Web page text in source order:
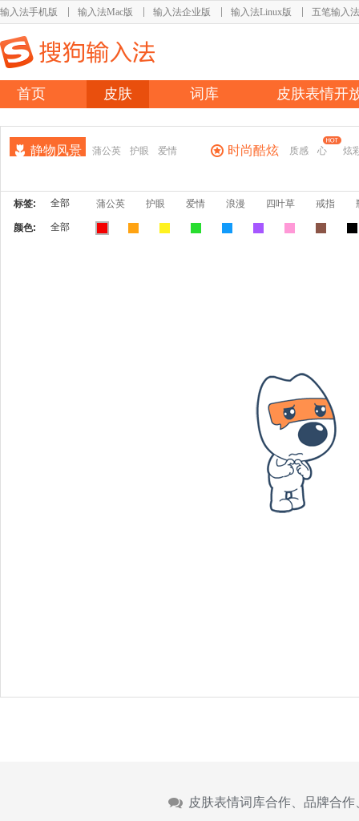
输入法手机版 输入法Mac版 输入法企业版 输入法Linux版 五笔输入法
首页 皮肤 词库 皮肤表情开
静物风景 蒲公英 护眼 爱情 时尚酷炫 质感 心 炫
标签: 全部 蒲公英 护眼 爱情 浪漫 四叶草 戒指
颜色: 全部
皮肤表情词库合作、品牌合